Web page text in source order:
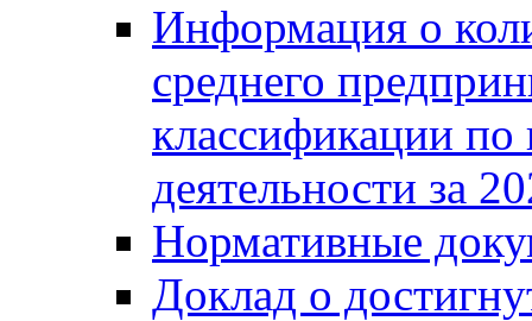
Информация о
среднего
классификации
деятельности за
Нормативные
Доклад о